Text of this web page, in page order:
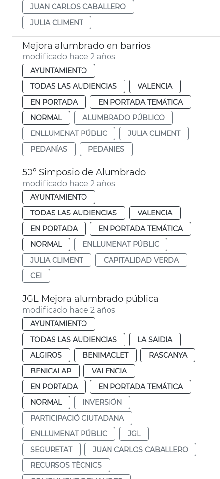
JUAN CARLOS CABALLERO
JULIA CLIMENT
Mejora alumbrado en barrios
modificado hace 2 años
AYUNTAMIENTO
TODAS LAS AUDIENCIAS
VALENCIA
EN PORTADA
EN PORTADA TEMÁTICA
NORMAL
ALUMBRADO PÚBLICO
ENLLUMENAT PÚBLIC
JULIA CLIMENT
PEDANÍAS
PEDANIES
50º Simposio de Alumbrado
modificado hace 2 años
AYUNTAMIENTO
TODAS LAS AUDIENCIAS
VALENCIA
EN PORTADA
EN PORTADA TEMÁTICA
NORMAL
ENLLUMENAT PÚBLIC
JULIA CLIMENT
CAPITALIDAD VERDA
CEI
JGL Mejora alumbrado pública
modificado hace 2 años
AYUNTAMIENTO
TODAS LAS AUDIENCIAS
LA SAIDIA
ALGIROS
BENIMACLET
RASCANYA
BENICALAP
VALENCIA
EN PORTADA
EN PORTADA TEMÁTICA
NORMAL
INVERSIÓN
PARTICIPACIÓ CIUTADANA
ENLLUMENAT PÚBLIC
JGL
SEGURETAT
JUAN CARLOS CABALLERO
RECURSOS TÈCNICS